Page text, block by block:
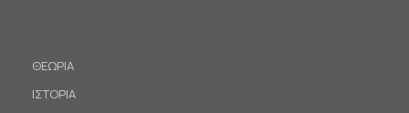
ΘΕΩΡΙΑ
ΙΣΤΟΡΙΑ